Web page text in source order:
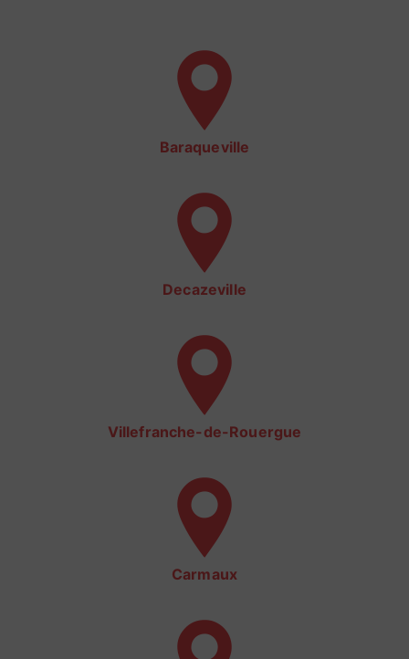
Baraqueville
Decazeville
Villefranche-de-Rouergue
Carmaux